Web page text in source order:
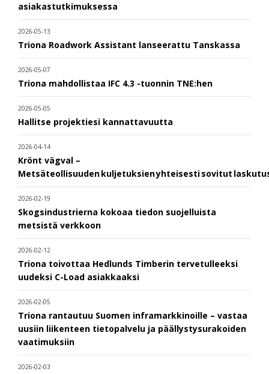
asiakastutkimuksessa
2026-05-13
Triona Roadwork Assistant lanseerattu Tanskassa
2026-05-07
Triona mahdollistaa IFC 4.3 -tuonnin TNE:hen
2026-05-05
Hallitse projektiesi kannattavuutta
2026-04-14
Krönt vägval –
Metsäteollisuuden kuljetuksien yhteisesti sovitut
2026-02-19
Skogsindustrierna kokoaa tiedon suojelluista
metsistä verkkoon
2026-02-12
Triona toivottaa Hedlunds Timberin tervetulleeksi
uudeksi C-Load asiakkaaksi
2026-02-05
Triona rantautuu Suomen inframarkkinoille – vastaa
uusiin liikenteen tietopalvelu ja päällystysurakoiden
vaatimuksiin
2026-02-03